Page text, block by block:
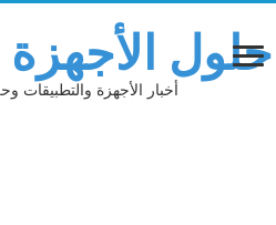
حلول الأجهزة
أخبار الأجهزة والتطبيقات